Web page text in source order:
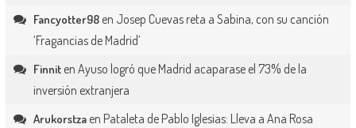
Fancyotter98en Josep Cuevas reta a Sabina, con su canción
‘Fragancias de Madrid’
Finniten Ayuso logró que Madrid acaparase el 73% de la
inversión extranjera
Arukorstzaen Pataleta de Pablo Iglesias: Lleva a Ana Rosa